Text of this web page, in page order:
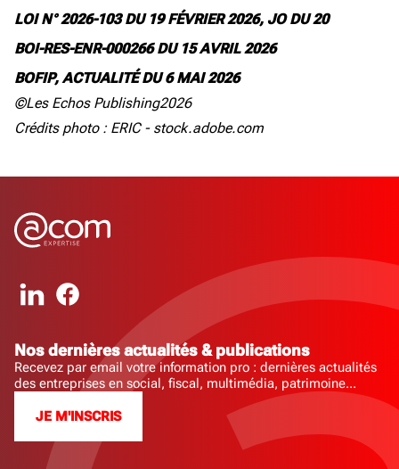
LOI N° 2026-103 DU 19 FÉVRIER 2026, JO DU 20
BOI-RES-ENR-000266 DU 15 AVRIL 2026
BOFIP, ACTUALITÉ DU 6 MAI 2026
©Les Echos Publishing2026
Crédits photo : ERIC - stock.adobe.com
Nos dernières actualités & publications
Recevez par email votre information pro : dernières actualités
des entreprises en social, fiscal, multimédia, patrimoine...
JE M'INSCRIS